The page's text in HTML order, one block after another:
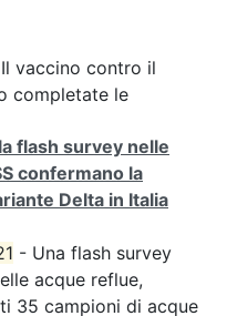
vaccino contro il
completate le
flash survey nelle
confermano la
Delta in Italia
- Una flash survey
acque reflue,
35 campioni di acque